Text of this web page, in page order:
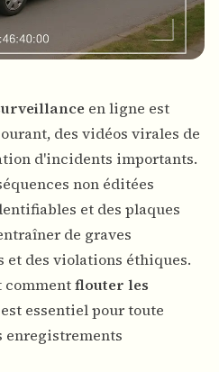
en ligne est
des vidéos virales de
d'incidents importants.
non éditées
et des plaques
de graves
et des violations éthiques.
commentflouter les
est essentiel pour toute
enregistrements